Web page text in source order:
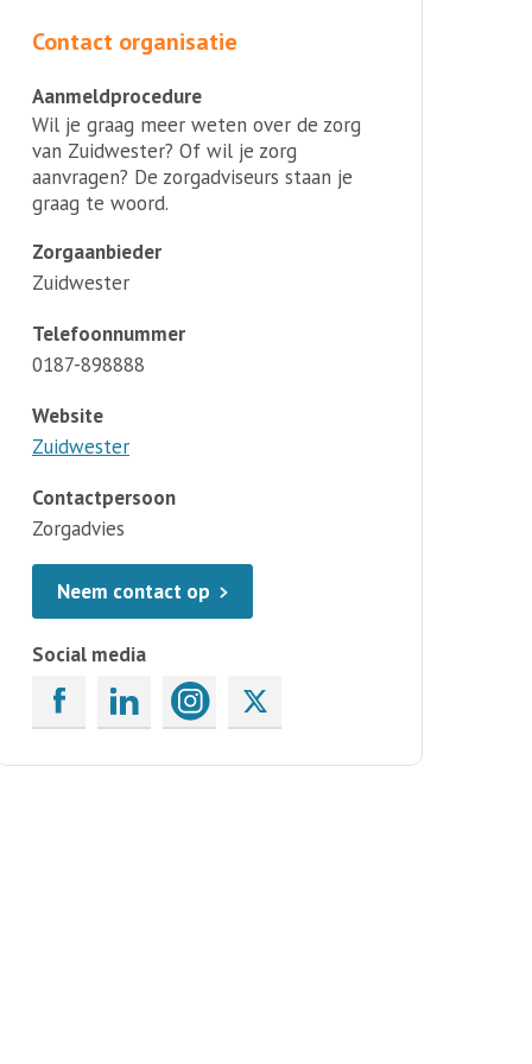
Contact organisatie
Aanmeldprocedure
Wil je graag meer weten over de zorg
van Zuidwester? Of wil je zorg
aanvragen? De zorgadviseurs staan je
graag te woord.
Zorgaanbieder
Zuidwester
Telefoonnummer
0187-898888
Website
Zuidwester
Contactpersoon
Zorgadvies
Neem contact op
Social media